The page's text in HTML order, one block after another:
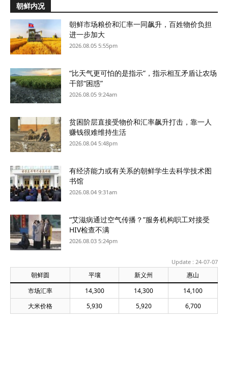
朝鲜内况
朝鲜市场粮价和汇率一同飙升，百姓物价负担
进一步加大
2026.08.05 5:55pm
“比天气更可怕的是指示”，指示相互矛盾让农场
干部“困惑”
2026.08.05 9:24am
贫困阶层直接受物价和汇率飙升打击，靠一人
赚钱很难维持生活
2026.08.04 5:48pm
有经济能力或有关系的朝鲜学生去科学技术图
书馆
2026.08.04 9:31am
“艾滋病通过空气传播？”服务机构职工对接受
HIV检查不满
2026.08.03 5:24pm
Update : 24-07-07
朝鲜圆 平壤 新义州
惠山
市场汇率
14,300 14,300
14,100
大米价格
5,930 5,920 6,700